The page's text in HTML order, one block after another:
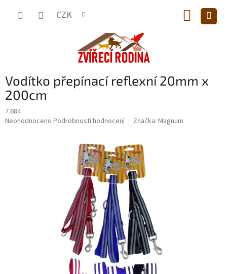
CZK
KOŠÍK
Vodítko přepínací reflexní 20mm x
200cm
7.684
Průměrné
Neohodnoceno Podrobnosti hodnocení Značka: Magnum